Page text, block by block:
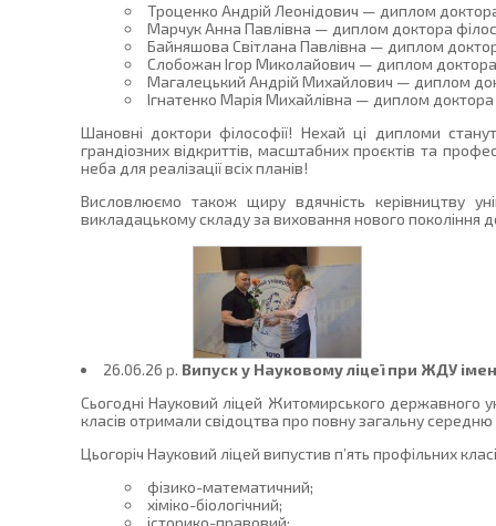
Троценко Андрій Леонідович — диплом доктора
Марчук Анна Павлівна — диплом доктора
Байняшова Світлана Павлівна — диплом
Слобожан Ігор Миколайович — диплом доктора
Магалецький Андрій Михайлович — диплом
Ігнатенко Марія Михайлівна — диплом доктора
Шановні доктори філософії! Нехай ці дипломи
грандіозних відкриттів, масштабних проєктів та
неба для реалізації всіх планів!
Висловлюємо також щиру вдячність керівництву
викладацькому складу за виховання нового покоління
26.06.26 p. Випуск у Науковому ліцеї при ЖДУ
Сьогодні Науковий ліцей Житомирського державного
класів отримали свідоцтва про повну загальну середню
Цьогоріч Науковий ліцей випустив п’ять профільних
фізико-математичний;
хіміко-біологічний;
історико-правовий;